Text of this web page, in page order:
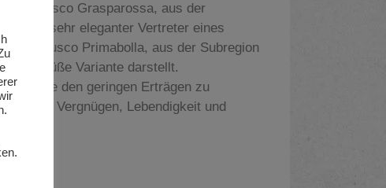
Lambrusco Grasparossa, aus der
ist ein sehr eleganter Vertreter eines
Lambrusco Primabolla, aus der Subregion
restsüße Variante darstellt.
die sie den geringen Erträgen zu
Vergnügen, Lebendigkeit und